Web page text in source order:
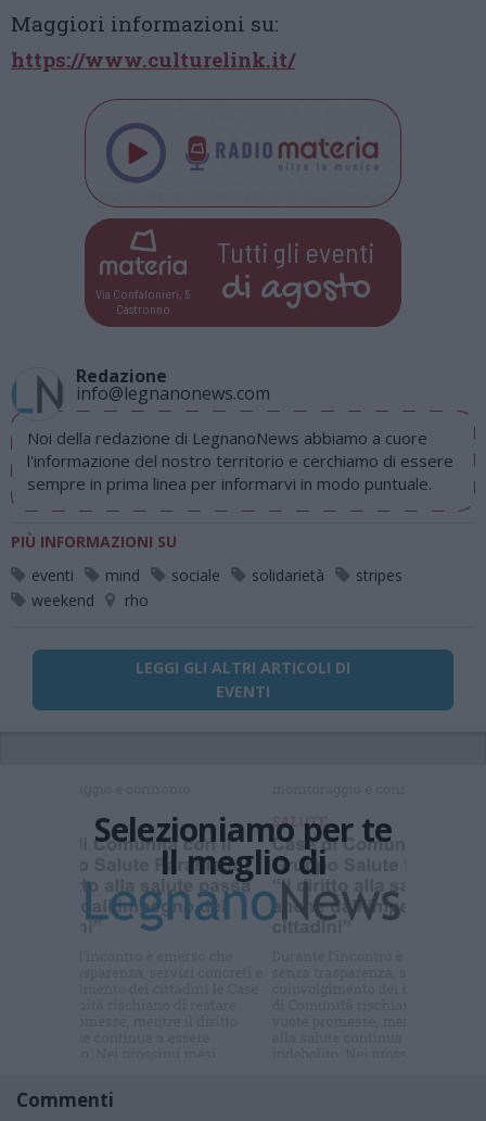
Maggiori informazioni su:
https://www.culturelink.it/
Via Confalonieri, 5
Castronno
Tutti gli eventi
di agosto
Redazione
info@legnanonews.com
Noi della redazione di LegnanoNews abbiamo a cuore
l'informazione del nostro territorio e cerchiamo di essere
sempre in prima linea per informarvi in modo puntuale.
PIÙ INFORMAZIONI SU
eventi
mind sociale solidarietà
stripes
weekend
rho
LEGGI GLI ALTRI ARTICOLI DI
EVENTI
Selezioniamo per te
Il meglio di
Commenti